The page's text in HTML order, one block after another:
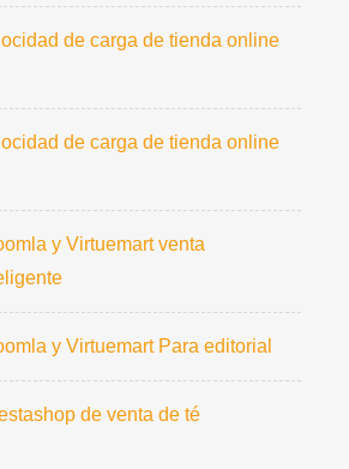
de carga de tienda online
de carga de tienda online
y Virtuemart venta
y Virtuemart Para editorial
de venta de té